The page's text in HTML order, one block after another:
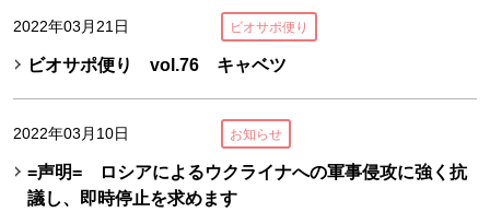
2022年03月21日 ビオサポ便り
ビオサポ便り vol.76 キャベツ
2022年03月10日 お知らせ
=声明= ロシアによるウクライナへの軍事侵攻に強く抗
議し、即時停止を求めます